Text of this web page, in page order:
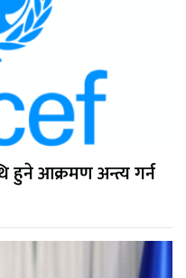
हुने आक्रमण अन्त्य गर्न